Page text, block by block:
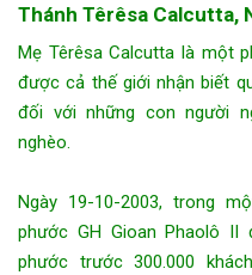
Thánh Têrêsa Calcutta,
Mẹ Têrêsa Calcutta là một
được cả thế giới nhận biết
đối với những con người
nghèo.
Ngày 19-10-2003, trong
phước GH Gioan Phaolô
phước trước 300.000